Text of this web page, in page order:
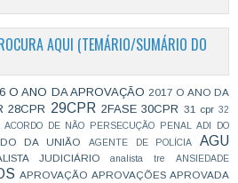
AQUI (TEMÁRIO/SUMÁRIO DO
O ANO DA APROVAÇÃO 2017 O ANO DA
28CPR 29CPR 2FASE 30CPR 31 cpr 32
ACORDO DE NÃO PERSECUÇÃO PENAL ADI DO
DA UNIÃO AGENTE DE POLÍCIA AGU
JUDICIÁRIO analista tre ANSIEDADE
APROVAÇÃO APROVAÇÕES APROVADA